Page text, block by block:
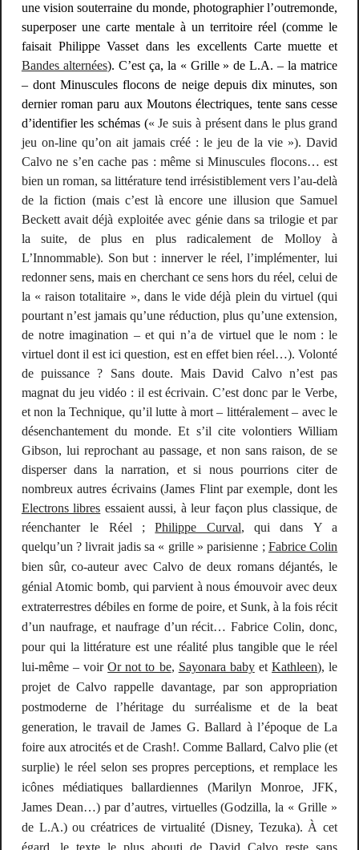
une vision souterraine du monde, photographier l’outremonde,
superposer une carte mentale à un territoire réel (comme le
faisait Philippe Vasset dans les excellents Carte muette et
Bandes alternées). C’est ça, la « Grille » de L.A. – la matrice
– dontMinuscules flocons de neige depuis dix minutes, son
dernier roman paru aux Moutons électriques, tente sans cesse
d’identifier les schémas (« Je suis à présent dans le plus grand
jeu on-linequ’on ait jamais créé : le jeu de la vie »). David
Calvo ne s’en cache pas : même siMinuscules flocons… est
bien un roman, sa littérature tend irrésistiblement vers l’au-delà
de la fiction (mais c’est là encore une illusion que Samuel
Beckett avait déjà exploitée avec génie dans sa trilogie et par
la suite, de plus en plus radicalement de Molloyà
L’Innommable). Son but : innerver le réel,l’implémenter, lui
redonner sens, mais en cherchant ce senshors du réel, celui de
la « raison totalitaire », dans le vide déjà plein du virtuel (qui
pourtant n’est jamais qu’une réduction, plus qu’uneextension,
de notre imagination – et qui n’a de virtuel que le nom : le
virtuel dont il est ici question, est en effet bienréel…). Volonté
de puissance ? Sans doute. Mais David Calvo n’est pas
magnat du jeu vidéo : il est écrivain. C’est donc par le Verbe,
et non la Technique, qu’il lutte à mort – littéralement – avec le
désenchantement du monde. Et s’il cite volontiers William
Gibson, lui reprochant au passage, et non sans raison, de se
disperser dans la narration, et si nous pourrions citer de
nombreux autres écrivains (James Flint par exemple, dont les
Electrons libres essaient aussi, à leur façon plus classique, de
réenchanter le Réel ;
Philippe Curval, qui dans Y a
quelqu’un ? livrait jadis sa « grille » parisienne ; Fabrice Colin
bien sûr, co-auteur avec Calvo de deux romans déjantés, le
génial Atomic bomb, qui parvient à nous émouvoir avec deux
extraterrestres débiles en forme de poire, et Sunk, à la fois récit
d’un naufrage, et naufrage d’un récit… Fabrice Colin, donc,
pour qui la littérature est une réalité plus tangible que le réel
lui-même – voirOr not to be, Sayonara babyetKathleen), le
projet de Calvo rappelle davantage, par son appropriation
postmoderne de l’héritage du surréalisme et de labeat
generation, le travail de James G. Ballard à l’époque deLa
foire aux atrocités et de Crash!. Comme Ballard, Calvo plie (et
surplie) le réel selon ses propres perceptions, et remplace les
icônes médiatiques ballardiennes (Marilyn Monroe, JFK,
James Dean…) par d’autres, virtuelles (Godzilla, la « Grille »
de L.A.) ou créatrices de virtualité (Disney, Tezuka). À cet